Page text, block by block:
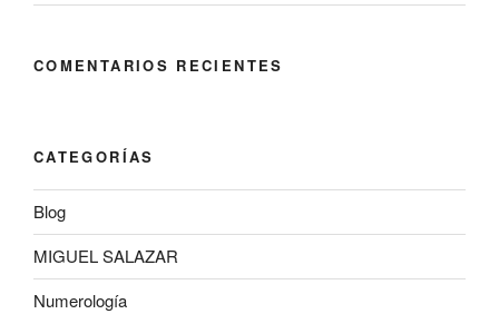
COMENTARIOS RECIENTES
CATEGORÍAS
Blog
MIGUEL SALAZAR
Numerología